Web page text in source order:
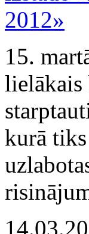
15.
lielākais
kurā